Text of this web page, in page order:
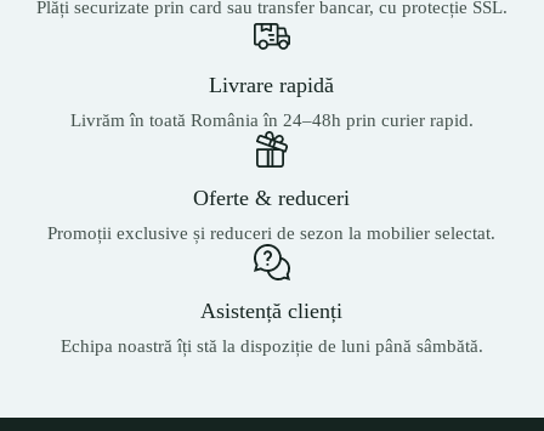
Plăți securizate prin card sau transfer bancar, cu protecție SSL.
Livrare rapidă
Livrăm în toată România în 24–48h prin curier rapid.
Oferte & reduceri
Promoții exclusive și reduceri de sezon la mobilier selectat.
Asistență clienți
Echipa noastră îți stă la dispoziție de luni până sâmbătă.